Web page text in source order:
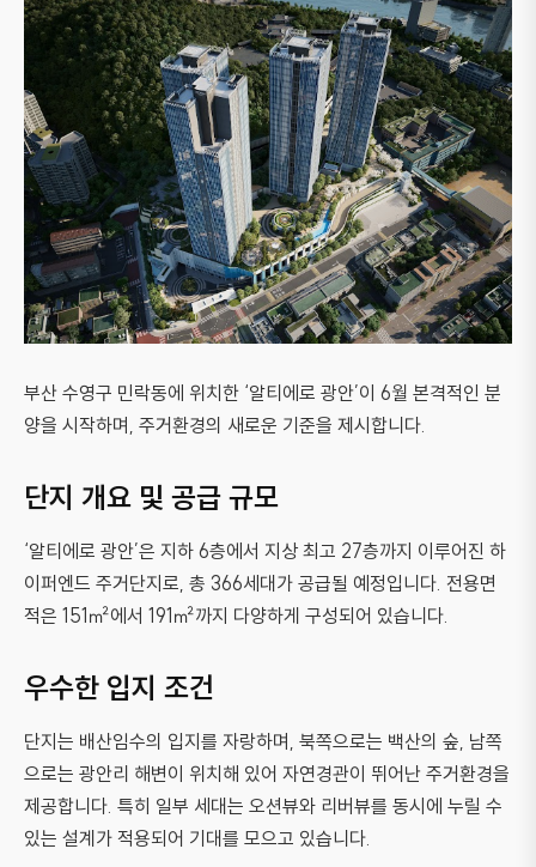
부산 수영구 민락동에 위치한 ‘알티에로 광안’이 6월 본격적인 분
양을 시작하며, 주거환경의 새로운 기준을 제시합니다.
단지 개요 및 공급 규모
‘알티에로 광안’은 지하 6층에서 지상 최고 27층까지 이루어진 하
이퍼엔드 주거단지로, 총 366세대가 공급될 예정입니다. 전용면
적은 151㎡에서 191㎡까지 다양하게 구성되어 있습니다.
우수한 입지 조건
단지는 배산임수의 입지를 자랑하며, 북쪽으로는 백산의 숲, 남쪽
으로는 광안리 해변이 위치해 있어 자연경관이 뛰어난 주거환경을
제공합니다. 특히 일부 세대는 오션뷰와 리버뷰를 동시에 누릴 수
있는 설계가 적용되어 기대를 모으고 있습니다.